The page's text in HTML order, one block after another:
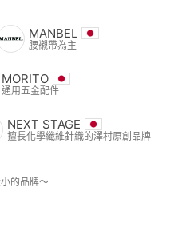
MANBEL
腰襯帶為主
MORITO
通用五金配件
NEXT STAGE
擅長化學纖維針織的澤村原創品牌
的品牌〜